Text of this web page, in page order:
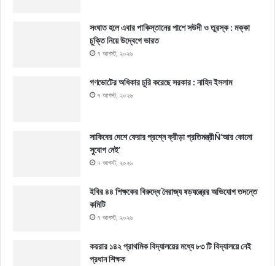
সংঘাত হলে এবার পাকিস্তানের পাশে সউদী ও তুরস্ক : মক্কা
চুক্তি নিয়ে উদ্বেগে ভারত
৭ আগস্ট, ২০২৬
গণভোটের অধিকার চুরি করেছে সরকার : নাহিদ ইসলাম
৭ আগস্ট, ২০২৬
সাকিবের দেশে ফেরার প্রশ্নে ক্রীড়া প্রতিমন্ত্রীÑ‘আর কোনো
সুযোগ নেই’
৭ আগস্ট, ২০২৬
ইবির ৪৪ শিক্ষকের বিরুদ্ধে নৈরাজ্য ষড়যন্ত্রের অভিযোগ তদন্তে
কমিটি
৭ আগস্ট, ২০২৬
কয়রার ১৪২ প্রাথমিক বিদ্যালয়ের মধ্যে ৮৩ টি বিদ্যালয়ে নেই
প্রধান শিক্ষক